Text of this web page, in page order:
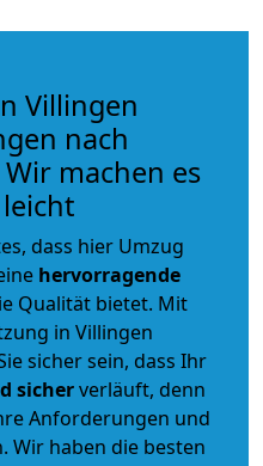
Villingen
nach
machen es
dass hier Umzug
hervorragende
Qualität bietet. Mit
in Villingen
sicher sein, dass Ihr
sicherverläuft, denn
Anforderungen und
Wir haben die besten